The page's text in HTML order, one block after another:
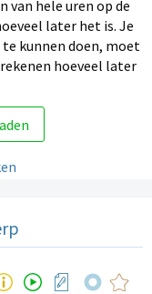
van hele uren op de
later het is. Je
kunnen doen, moet
hoeveel later